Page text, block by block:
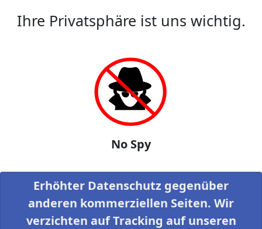
Ihre Privatsphäre ist uns wichtig.
No Spy
Erhöhter Datenschutz gegenüber
anderen kommerziellen Seiten. Wir
verzichten auf Tracking auf unseren